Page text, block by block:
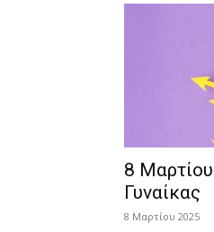
8
Γυναίκας
8 Μαρτίου 2025